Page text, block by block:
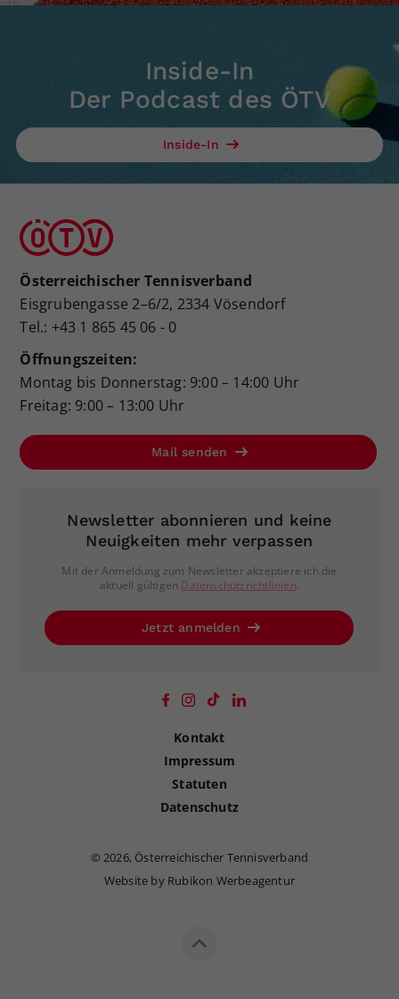
Inside-In
Der Podcast des ÖTV
Inside-In
Österreichischer Tennisverband
Eisgrubengasse 2–6/2, 2334 Vösendorf
Tel.: +43 1 865 45 06 - 0
Öffnungszeiten:
Montag bis Donnerstag: 9:00 – 14:00 Uhr
Freitag: 9:00 – 13:00 Uhr
Mail senden
Newsletter abonnieren und keine
Neuigkeiten mehr verpassen
Mit der Anmeldung zum Newsletter akzeptiere ich die
aktuell gültigen Datenschutzrichtlinien.
Jetzt anmelden
Kontakt
Impressum
Statuten
Datenschutz
©2026, Österreichischer Tennisverband
Website by Rubikon Werbeagentur